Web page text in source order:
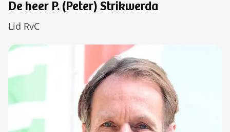
De heer P. (Peter) Strikwerda
Lid RvC